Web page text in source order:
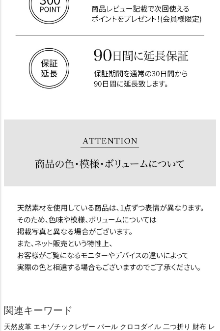
関連キーワード
天然皮革 エキゾチックレザー パール クロコダイル 二つ折り 財布 レ